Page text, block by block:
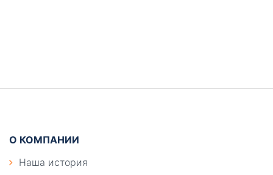
О КОМПАНИИ
Наша история
Необходимые
необязательны.